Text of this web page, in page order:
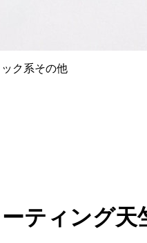
ク系その他
ティング